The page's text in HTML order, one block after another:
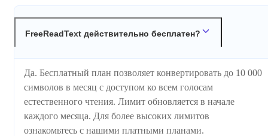
FreeReadText действительно бесплатен?
Да. Бесплатный план позволяет конвертировать до 10 000
символов в месяц с доступом ко всем голосам
естественного чтения. Лимит обновляется в начале
каждого месяца. Для более высоких лимитов
ознакомьтесь с нашими платными планами.